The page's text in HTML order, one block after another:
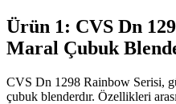
Ürün 1: CVS Dn
Maral Çubuk
CVS Dn 1298 Rainbow Serisi,
çubuk blenderdır. Özellikleri